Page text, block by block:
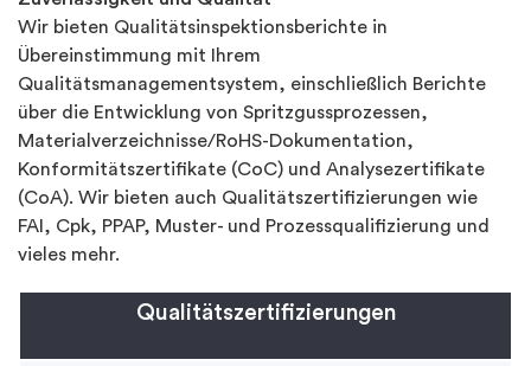
Wir bieten Qualitätsinspektionsberichte in
Übereinstimmung mit Ihrem
Qualitätsmanagementsystem, einschließlich Berichte
über die Entwicklung von Spritzgussprozessen,
Materialverzeichnisse/RoHS-Dokumentation,
Konformitätszertifikate (CoC) und Analysezertifikate
(CoA). Wir bieten auch Qualitätszertifizierungen wie
FAI, Cpk, PPAP, Muster- und Prozessqualifizierung und
vieles mehr.
Qualitätszertifizierungen